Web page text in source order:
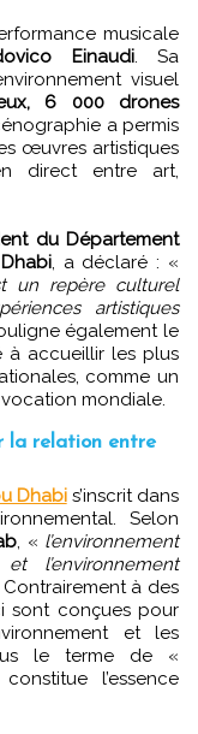
musicale
Einaudi. Sa
visuel
6 000 drones
a permis
œuvres artistiques
direct entre art,
du Département
, a déclaré : «
un repère culturel
artistiques
également le
à accueillir les plus
comme un
mondiale.
la relation entre
Dhabis’inscrit dans
Selon
, « l’environnement
l’environnement
Contrairement à des
sont conçues pour
et les
le terme de «
l’essence